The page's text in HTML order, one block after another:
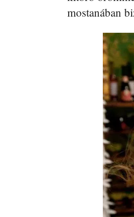
mostanában